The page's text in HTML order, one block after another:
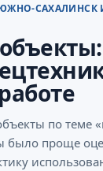
САХАЛИНСК
по теме
было проще